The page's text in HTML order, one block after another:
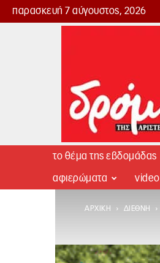
παρασκευή 7 αύγουστος, 2026
Δρόμος
το θέμα της εβδομάδας
αφιερώματα video
ΑΡΧΙΚΉ ΔΙΕΘΝΉ